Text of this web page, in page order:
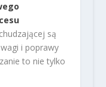
są
i poprawy
to nie tylko